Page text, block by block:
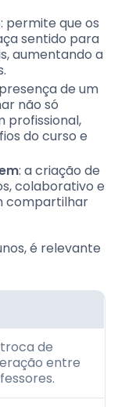
: permite que os
sentido para
aumentando a
de um
não só
profissional,
do curso e
: a criação de
colaborativo e
compartilhar
é relevante
de
entre